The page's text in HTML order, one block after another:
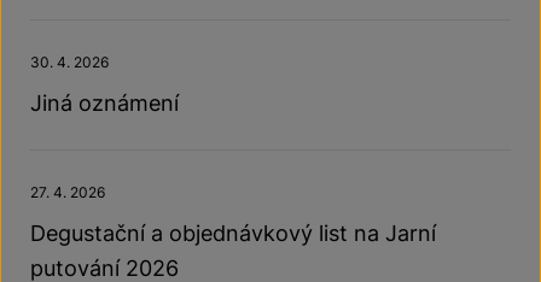
30. 4. 2026
Jiná oznámení
27. 4. 2026
Degustační a objednávkový list na Jarní
putování 2026